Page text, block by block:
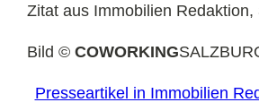
Zitat aus Immobilien Redaktion,
Bild ©COWORKING
Presseartikel in Immobilien